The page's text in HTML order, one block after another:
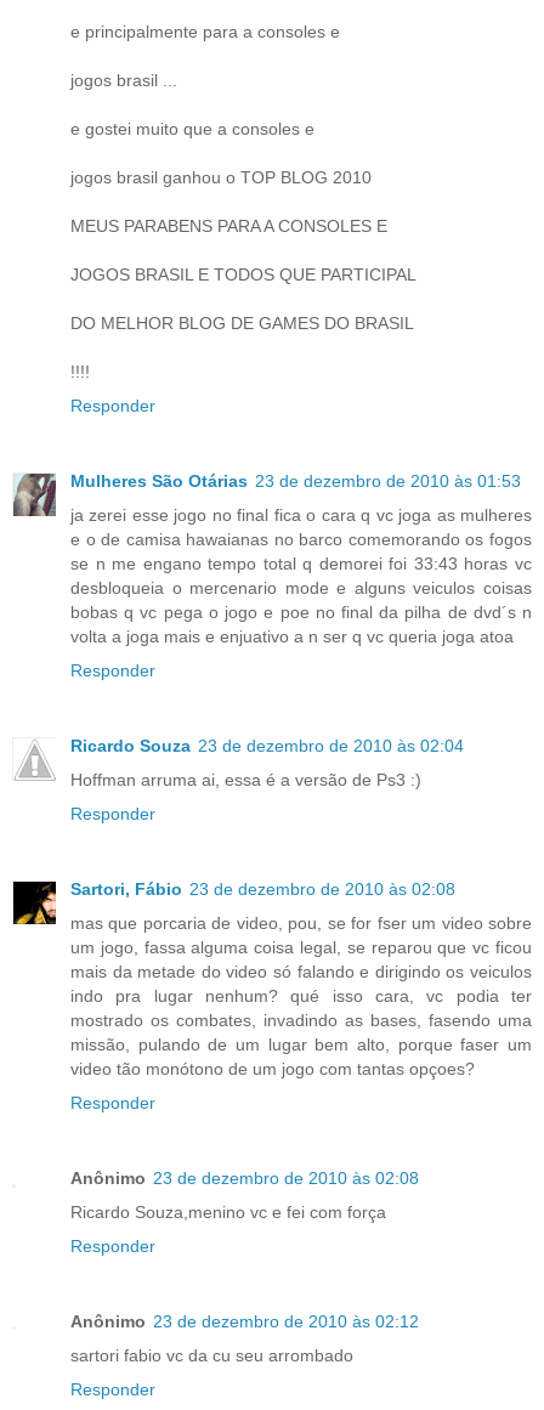
e principalmente para a consoles e
jogos brasil ...
e gostei muito que a consoles e
jogos brasil ganhou o TOP BLOG 2010
MEUS PARABENS PARA A CONSOLES E
JOGOS BRASIL E TODOS QUE PARTICIPAL
DO MELHOR BLOG DE GAMES DO BRASIL
!!!!
Responder
Mulheres São Otárias 23 de dezembro de 2010 às 01:53
ja zerei esse jogo no final fica o cara q vc joga as mulheres
e o de camisa hawaianas no barco comemorando os fogos
se n me engano tempo total q demorei foi 33:43 horas vc
desbloqueia o mercenario mode e alguns veiculos coisas
bobas q vc pega o jogo e poe no final da pilha de dvd´s n
volta a joga mais e enjuativo a n ser q vc queria joga atoa
Responder
Ricardo Souza 23 de dezembro de 2010 às 02:04
Hoffman arruma ai, essa é a versão de Ps3 :)
Responder
Sartori, Fábio 23 de dezembro de 2010 às 02:08
mas que porcaria de video, pou, se for fser um video sobre
um jogo, fassa alguma coisa legal, se reparou que vc ficou
mais da metade do video só falando e dirigindo os veiculos
indo pra lugar nenhum? qué isso cara, vc podia ter
mostrado os combates, invadindo as bases, fasendo uma
missão, pulando de um lugar bem alto, porque faser um
video tão monótono de um jogo com tantas opçoes?
Responder
Anônimo 23 de dezembro de 2010 às 02:08
Ricardo Souza,menino vc e fei com força
Responder
Anônimo 23 de dezembro de 2010 às 02:12
sartori fabio vc da cu seu arrombado
Responder